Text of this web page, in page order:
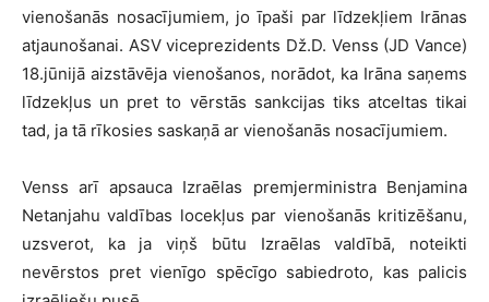
vienošanās nosacījumiem, jo īpaši par līdzekļiem Irānas
atjaunošanai. ASV viceprezidents Dž.D. Venss (JD Vance)
18.jūnijā aizstāvēja vienošanos, norādot, ka Irāna saņems
līdzekļus un pret to vērstās sankcijas tiks atceltas tikai
tad, ja tā rīkosies saskaņā ar vienošanās nosacījumiem.
Venss arī apsauca Izraēlas premjerministra Benjamina
Netanjahu valdības locekļus par vienošanās kritizēšanu,
uzsverot, ka ja viņš būtu Izraēlas valdībā, noteikti
nevērstos pret vienīgo spēcīgo sabiedroto, kas palicis